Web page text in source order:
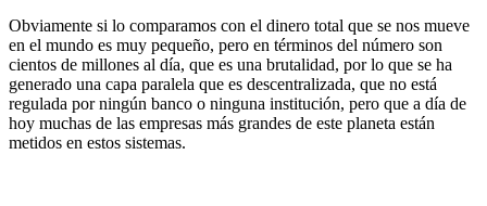
Obviamente si lo comparamos con el dinero total que se nos mueve
en el mundo es muy pequeño, pero en términos del número son
cientos de millones al día, que es una brutalidad, por lo que se ha
generado una capa paralela que es descentralizada, que no está
regulada por ningún banco o ninguna institución, pero que a día de
hoy muchas de las empresas más grandes de este planeta están
metidos en estos sistemas.